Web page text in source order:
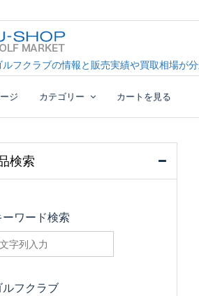
Golf Market
フクラブ最大級！U-SHOPゴルフマーケッ
フクラブの情報と販売実績や買取相場が
ジ カテゴリー カートを見る
検索
ーワード検索
ルフクラブ